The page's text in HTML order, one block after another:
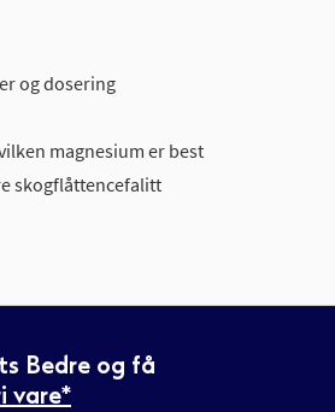
og dosering
magnesium er best
skogflåttencefalitt
Bedre og få
vare*